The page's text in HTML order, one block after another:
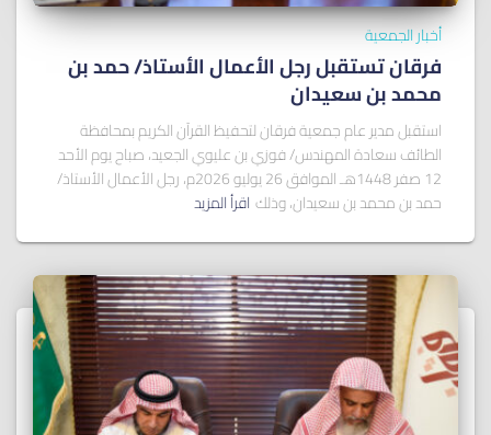
أخبار الجمعية
فرقان تستقبل رجل الأعمال الأستاذ/ ﺣﻤﺪ ﺑﻦ
ﻣﺤﻤﺪ ﺑﻦ ﺳﻌﻴﺪان
استقبل مدير عام جمعية فرقان لتحفيظ القرآن الكريم بمحافظة
الطائف سعادة المهندس/ فوزي بن عليوي الجعيد، صباح يوم الأحد
12 صفر 1448هـ الموافق 26 يوليو 2026م، رجل الأعمال الأستاذ/
حمد بن محمد بن سعيدان، وذلك اقرأ المزيد